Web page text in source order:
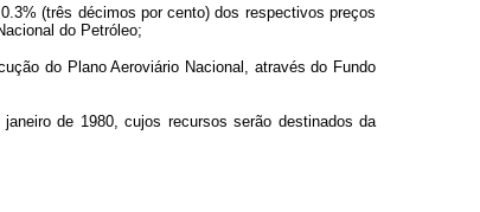
(três décimos por cento) dos respectivos preços
do Petróleo;
do Plano Aeroviário Nacional, através do Fundo
de 1980, cujos recursos serão destinados da